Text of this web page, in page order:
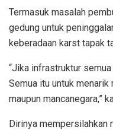
Termasuk masalah
gedung untuk
keberadaan karst tapak
“Jika infrastruktur
Semua itu untuk
maupun mancanegara,”
Dirinya mempersilahkan